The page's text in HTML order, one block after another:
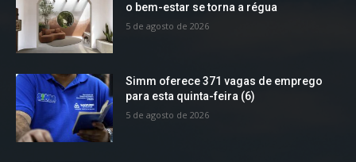
o bem-estar se torna a régua
5 de agosto de 2026
Simm oferece 371 vagas de emprego
para esta quinta-feira (6)
5 de agosto de 2026